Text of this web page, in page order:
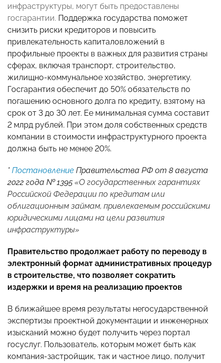
инфраструктуры, могут быть предоставлены
госгарантии. Поддержка государства поможет
снизить риски кредиторов и повысить
привлекательность капиталовложений в
профильные проекты в важных для развития страны
сферах, включая транспорт, строительство,
жилищно-коммунальное хозяйство, энергетику.
Госгарантия обеспечит до 50% обязательств по
погашению основного долга по кредиту, взятому на
срок от 3 до 30 лет. Ее минимальная сумма составит
2 млрд рублей. При этом доля собственных средств
компании в стоимости инфраструктурного проекта
должна быть не менее 20%.
* Постановление Правительства РФ от 8 августа
2022 года № 1395 «О государственных гарантиях
Российской Федерации по кредитам или
облигационным займам, привлекаемым российскими
юридическими лицами на цели развития
инфраструктуры»
Правительство продолжает работу по переводу в
электронный формат административных процедур
в строительстве, что позволяет сократить
издержки и время на реализацию проектов
В ближайшее время результаты негосударственной
экспертизы проектной документации и инженерных
изысканий можно будет получить через портал
госуслуг. Пользователь, которым может быть как
компания-застройщик, так и частное лицо, получит